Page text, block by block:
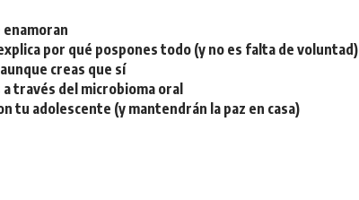
enamoran
por qué pospones todo (y no es falta de voluntad)
creas que sí
través del microbioma oral
tu adolescente (y mantendrán la paz en casa)